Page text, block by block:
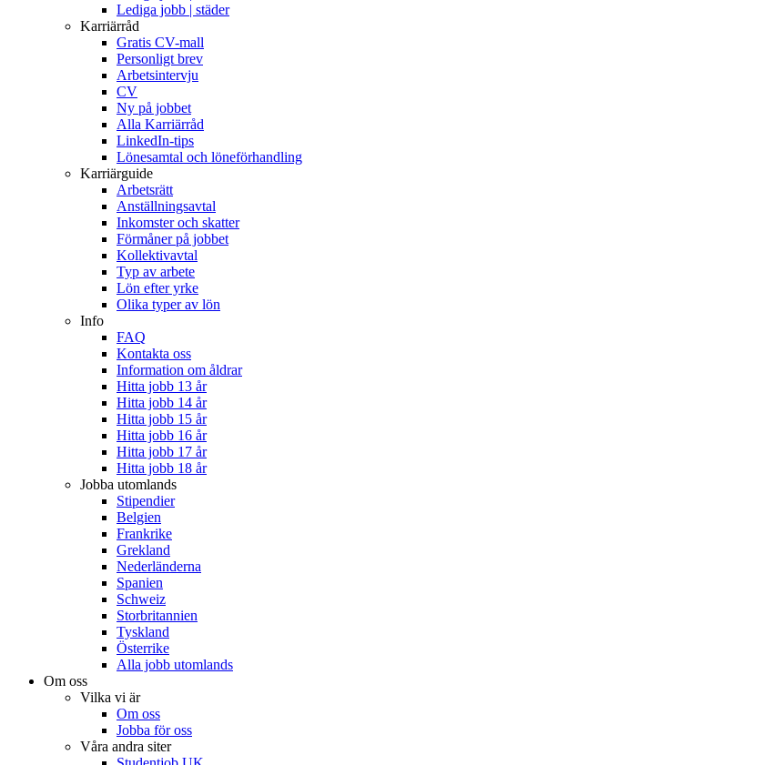
Lediga jobb | städer
Karriärråd
Gratis CV-mall
Personligt brev
Arbetsintervju
CV
Ny på jobbet
Alla Karriärråd
LinkedIn-tips
Lönesamtal och löneförhandling
Karriärguide
Arbetsrätt
Anställningsavtal
Inkomster och skatter
Förmåner på jobbet
Kollektivavtal
Typ av arbete
Lön efter yrke
Olika typer av lön
Info
FAQ
Kontakta oss
Information om åldrar
Hitta jobb 13 år
Hitta jobb 14 år
Hitta jobb 15 år
Hitta jobb 16 år
Hitta jobb 17 år
Hitta jobb 18 år
Jobba utomlands
Stipendier
Belgien
Frankrike
Grekland
Nederländerna
Spanien
Schweiz
Storbritannien
Tyskland
Österrike
Alla jobb utomlands
Om oss
Vilka vi är
Om oss
Jobba för oss
Våra andra siter